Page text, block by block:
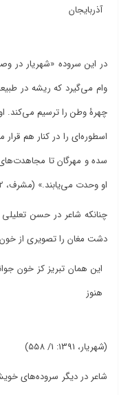
آذربایجان
در این سروده «شهریار در
وام می‌گیرد که ریشه در
چهرۀ وطن را ترسیم می‌کند.
اسطوره‌ای را در کنار هم
سده و مهرگان تا
او وحدت می‌یابند.» (مشرف، 1382: 77 – 78)
چنانکه شاعر در حسن
دشت مغان را تصویری از
این همان تبریز کز خون
هنوز
(شهریار، 1391: 1/ 558)
شاعر در دیگر سروده‌های